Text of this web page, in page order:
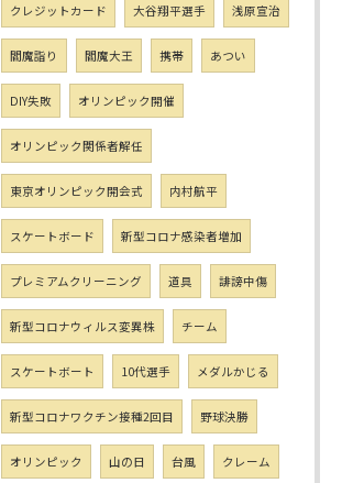
クレジットカード 大谷翔平選手 浅原宣治
閻魔詣り 閻魔大王 携帯 あつい
DIY失敗 オリンピック開催
オリンピック関係者解任
東京オリンピック開会式 内村航平
スケートボード 新型コロナ感染者増加
プレミアムクリーニング 道具 誹謗中傷
新型コロナウィルス変異株 チーム
スケートボート 10代選手 メダルかじる
新型コロナワクチン接種2回目 野球決勝
オリンピック 山の日 台風 クレーム